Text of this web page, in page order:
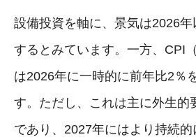
設備投資を軸に、景気は2026
するとみています。一方、CPI
は2026年に一時的に前年比2％
す。ただし、これは主に外生的
であり、2027年にはより持続的